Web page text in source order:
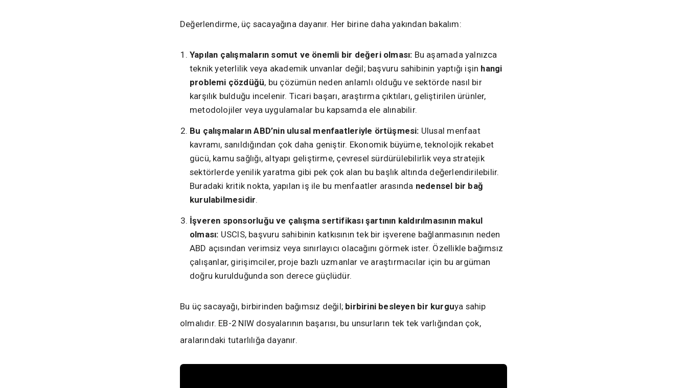
Değerlendirme, üç sacayağına dayanır. Her birine daha yakından bakalım:
Yapılan çalışmaların somut ve önemli bir değeri olması: Bu aşamada yalnızca
teknik yeterlilik veya akademik unvanlar değil; başvuru sahibinin yaptığı işin hangi
problemi çözdüğü, bu çözümün neden anlamlı olduğu ve sektörde nasıl bir
karşılık bulduğu incelenir. Ticari başarı, araştırma çıktıları, geliştirilen ürünler,
metodolojiler veya uygulamalar bu kapsamda ele alınabilir.
Bu çalışmaların ABD’nin ulusal menfaatleriyle örtüşmesi: Ulusal menfaat
kavramı, sanıldığından çok daha geniştir. Ekonomik büyüme, teknolojik rekabet
gücü, kamu sağlığı, altyapı geliştirme, çevresel sürdürülebilirlik veya stratejik
sektörlerde yenilik yaratma gibi pek çok alan bu başlık altında değerlendirilebilir.
Buradaki kritik nokta, yapılan iş ile bu menfaatler arasında nedensel bir bağ
kurulabilmesidir.
İşveren sponsorluğu ve çalışma sertifikası şartının kaldırılmasının makul
olması: USCIS, başvuru sahibinin katkısının tek bir işverene bağlanmasının neden
ABD açısından verimsiz veya sınırlayıcı olacağını görmek ister. Özellikle bağımsız
çalışanlar, girişimciler, proje bazlı uzmanlar ve araştırmacılar için bu argüman
doğru kurulduğunda son derece güçlüdür.
Bu üç sacayağı, birbirinden bağımsız değil; birbirini besleyen bir kurguya sahip
olmalıdır. EB-2 NIW dosyalarının başarısı, bu unsurların tek tek varlığından çok,
aralarındaki tutarlılığa dayanır.